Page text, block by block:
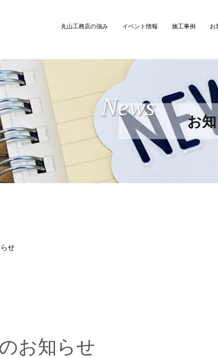
丸山工務店の強み イベント情報 施工事例 お
お
News
せ
お知らせ